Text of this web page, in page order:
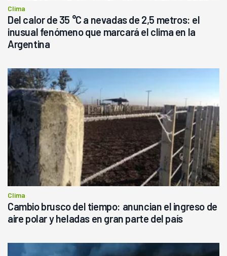
Clima
Del calor de 35 °C a nevadas de 2,5 metros: el
inusual fenómeno que marcará el clima en la
Argentina
Clima
Cambio brusco del tiempo: anuncian el ingreso de
aire polar y heladas en gran parte del país